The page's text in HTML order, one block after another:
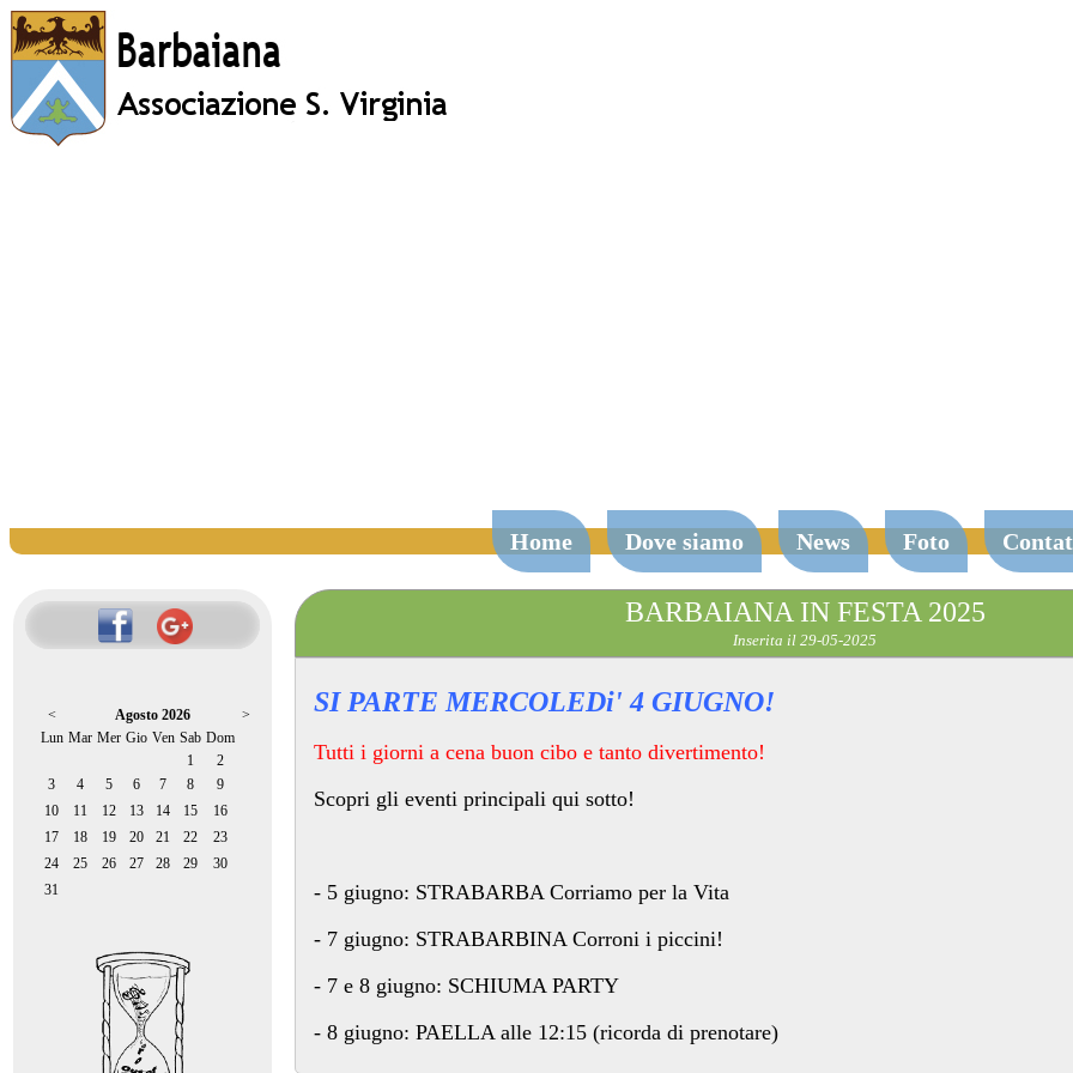
Home Dove siamo News Foto
< Agosto 2026
>
Lun Mar Mer Gio Ven Sab Dom
1
2
3
4 5 6 7 8
9
10
11 12 13 14 15
16
17
18 19 20 21 22
23
24
25 26 27 28 29
30
31
BARBAIANA IN FESTA 2025
Inserita il 29-05-2025
SI PARTE MERCOLEDi' 4 GIUGNO!
Tutti i giorni a cena buon cibo e tanto divertimento!
Scopri gli eventi principali qui sotto!
- 5 giugno: STRABARBA Corriamo per la Vita
- 7 giugno: STRABARBINA Corroni i piccini!
- 7 e 8 giugno: SCHIUMA PARTY
- 8 giugno: PAELLA alle 12:15 (ricorda di prenotare)